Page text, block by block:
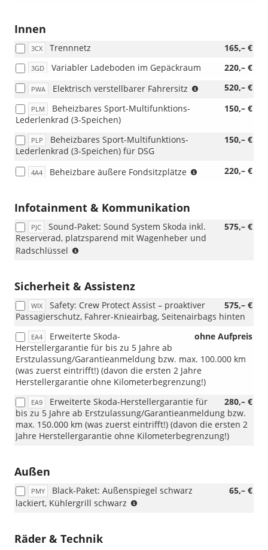
Innen
3CX 165,– €
Trennnetz
3GD 220,– €
Variabler Ladeboden im Gepäckraum
PWA 520,– €
Elektrisch verstellbarer Fahrersitz
PLM 150,– €
Beheizbares Sport-Multifunktions-
Lederlenkrad (3-Speichen)
PLP 150,– €
Beheizbares Sport-Multifunktions-
Lederlenkrad (3-Speichen) für DSG
4A4 220,– €
Beheizbare äußere Fondsitzplätze
PMA)
Infotainment & Kommunikation
PJC 575,– €
Sound-Paket: Sound System Skoda inkl.
Reserverad, platzsparend mit Wagenheber und
Radschlüssel
WQ3/PEA/WQ7)
Kombination
mit
Virtual
Cockpit
nur
möglich
mit
9,2"
Škoda
Navigation)
Sicherheit & Assistenz
WIX 575,– €
Safety: Crew Protect Assist – proaktiver
Passagierschutz, Fahrer-Knieairbag, Seitenairbags hinten
EA4 ohne Aufpreis
Erweiterte Skoda-
Herstellergarantie für bis zu 5 Jahre ab
Erstzulassung/Garantieanmeldung bzw. max. 100.000 km
(was zuerst eintrifft!) (davon die ersten 2 Jahre
Herstellergarantie ohne Kilometerbegrenzung!)
EA9 280,– €
Erweiterte Skoda-Herstellergarantie für
bis zu 5 Jahre ab Erstzulassung/Garantieanmeldung bzw.
max. 150.000 km (was zuerst eintrifft!) (davon die ersten 2
Jahre Herstellergarantie ohne Kilometerbegrenzung!)
Außen
PMY 65,– €
Black-Paket: Außenspiegel schwarz
lackiert, Kühlergrill schwarz
Räder & Technik